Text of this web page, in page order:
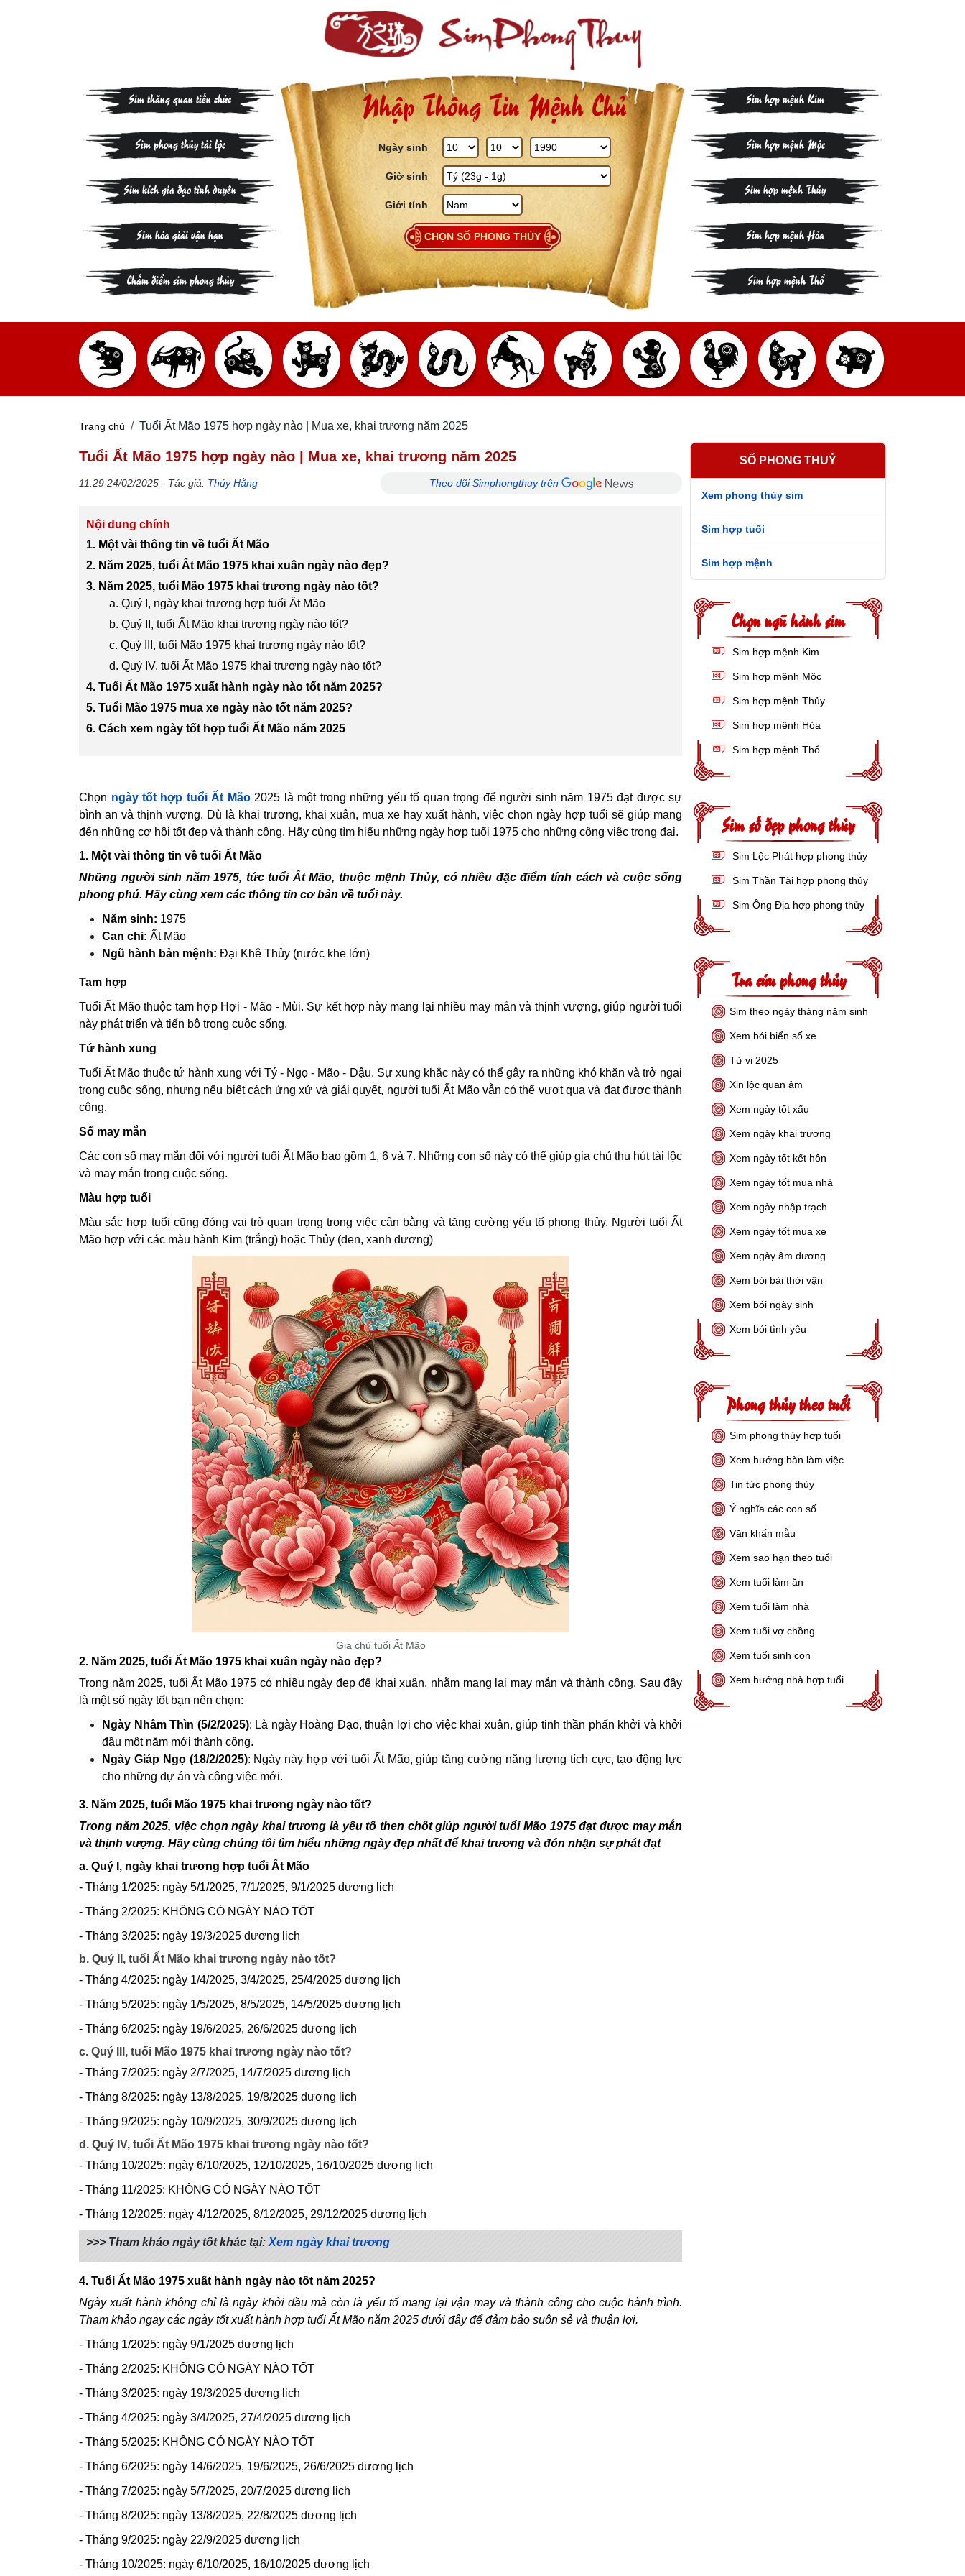
Sim thăng quan tiến chức
Sim phong thủy tài lộc
Sim kích gia đạo tình duyên
Sim hóa giải vận hạn
Chấm điểm sim phong thủy
Nhập Thông Tin Mệnh Chủ
Ngày sinh
Giờ sinh
Giới tính
CHỌN SỐ PHONG THỦY
Sim hợp mệnh Kim
Sim hợp mệnh Mộc
Sim hợp mệnh Thủy
Sim hợp mệnh Hỏa
Sim hợp mệnh Thổ
Trang chủ Tuổi Ất Mão 1975 hợp ngày nào | Mua xe, khai trương năm 2025
Tuổi Ất Mão 1975 hợp ngày nào | Mua xe, khai trương năm 2025
11:29 24/02/2025 - Tác giả: Thúy Hằng Theo dõi Simphongthuy trên
Nội dung chính
1. Một vài thông tin về tuổi Ất Mão
2. Năm 2025, tuổi Ất Mão 1975 khai xuân ngày nào đẹp?
3. Năm 2025, tuổi Mão 1975 khai trương ngày nào tốt?
a. Quý I, ngày khai trương hợp tuổi Ất Mão
b. Quý II, tuổi Ất Mão khai trương ngày nào tốt?
c. Quý III, tuổi Mão 1975 khai trương ngày nào tốt?
d. Quý IV, tuổi Ất Mão 1975 khai trương ngày nào tốt?
4. Tuổi Ất Mão 1975 xuất hành ngày nào tốt năm 2025?
5. Tuổi Mão 1975 mua xe ngày nào tốt năm 2025?
6. Cách xem ngày tốt hợp tuổi Ất Mão năm 2025
Chọn ngày tốt hợp tuổi Ất Mão2025 là một trong những yếu tố quan trọng để người sinh năm 1975 đạt được sự
bình an và thịnh vượng. Dù là khai trương, khai xuân, mua xe hay xuất hành, việc chọn ngày hợp tuổi sẽ giúp mang
đến những cơ hội tốt đẹp và thành công. Hãy cùng tìm hiểu những ngày hợp tuổi 1975 cho những công việc trọng đại.
1. Một vài thông tin về tuổi Ất Mão
Những người sinh năm 1975, tức tuổi Ất Mão, thuộc mệnh Thủy, có nhiều đặc điểm tính cách và cuộc sống
phong phú. Hãy cùng xem các thông tin cơ bản về tuổi này.
Năm sinh: 1975
Can chi: Ất Mão
Ngũ hành bản mệnh: Đại Khê Thủy (nước khe lớn)
Tam hợp
Tuổi Ất Mão thuộc tam hợp Hợi - Mão - Mùi. Sự kết hợp này mang lại nhiều may mắn và thịnh vượng, giúp người tuổi
này phát triển và tiến bộ trong cuộc sống.
Tứ hành xung
Tuổi Ất Mão thuộc tứ hành xung với Tý - Ngọ - Mão - Dậu. Sự xung khắc này có thể gây ra những khó khăn và trở ngại
trong cuộc sống, nhưng nếu biết cách ứng xử và giải quyết, người tuổi Ất Mão vẫn có thể vượt qua và đạt được thành
công.
Số may mắn
Các con số may mắn đối với người tuổi Ất Mão bao gồm 1, 6 và 7. Những con số này có thể giúp gia chủ thu hút tài lộc
và may mắn trong cuộc sống.
Màu hợp tuổi
Màu sắc hợp tuổi cũng đóng vai trò quan trọng trong việc cân bằng và tăng cường yếu tố phong thủy. Người tuổi Ất
Mão hợp với các màu hành Kim (trắng) hoặc Thủy (đen, xanh dương)
Gia chủ tuổi Ất Mão
2. Năm 2025, tuổi Ất Mão 1975 khai xuân ngày nào đẹp?
Trong năm 2025, tuổi Ất Mão 1975 có nhiều ngày đẹp để khai xuân, nhằm mang lại may mắn và thành công. Sau đây
là một số ngày tốt bạn nên chọn:
Ngày Nhâm Thìn (5/2/2025): Là ngày Hoàng Đạo, thuận lợi cho việc khai xuân, giúp tinh thần phấn khởi và khởi
đầu một năm mới thành công.
Ngày Giáp Ngọ (18/2/2025): Ngày này hợp với tuổi Ất Mão, giúp tăng cường năng lượng tích cực, tạo động lực
cho những dự án và công việc mới.
3. Năm 2025, tuổi Mão 1975 khai trương ngày nào tốt?
Trong năm 2025, việc chọn ngày khai trương là yếu tố then chốt giúp người tuổi Mão 1975 đạt được may mắn
và thịnh vượng. Hãy cùng chúng tôi tìm hiểu những ngày đẹp nhất để khai trương và đón nhận sự phát đạt
a. Quý I, ngày khai trương hợp tuổi Ất Mão
- Tháng 1/2025: ngày 5/1/2025, 7/1/2025, 9/1/2025 dương lịch
- Tháng 2/2025: KHÔNG CÓ NGÀY NÀO TỐT
- Tháng 3/2025: ngày 19/3/2025 dương lịch
b. Quý II, tuổi Ất Mão khai trương ngày nào tốt?
- Tháng 4/2025: ngày 1/4/2025, 3/4/2025, 25/4/2025 dương lịch
- Tháng 5/2025: ngày 1/5/2025, 8/5/2025, 14/5/2025 dương lịch
- Tháng 6/2025: ngày 19/6/2025, 26/6/2025 dương lịch
c. Quý III, tuổi Mão 1975 khai trương ngày nào tốt?
- Tháng 7/2025: ngày 2/7/2025, 14/7/2025 dương lịch
- Tháng 8/2025: ngày 13/8/2025, 19/8/2025 dương lịch
- Tháng 9/2025: ngày 10/9/2025, 30/9/2025 dương lịch
d. Quý IV, tuổi Ất Mão 1975 khai trương ngày nào tốt?
- Tháng 10/2025: ngày 6/10/2025, 12/10/2025, 16/10/2025 dương lịch
- Tháng 11/2025: KHÔNG CÓ NGÀY NÀO TỐT
- Tháng 12/2025: ngày 4/12/2025, 8/12/2025, 29/12/2025 dương lịch
>>> Tham khảo ngày tốt khác tại: Xem ngày khai trương
4. Tuổi Ất Mão 1975 xuất hành ngày nào tốt năm 2025?
Ngày xuất hành không chỉ là ngày khởi đầu mà còn là yếu tố mang lại vận may và thành công cho cuộc hành trình.
Tham khảo ngay các ngày tốt xuất hành hợp tuổi Ất Mão năm 2025 dưới đây để đảm bảo suôn sẻ và thuận lợi.
- Tháng 1/2025: ngày 9/1/2025 dương lịch
- Tháng 2/2025: KHÔNG CÓ NGÀY NÀO TỐT
- Tháng 3/2025: ngày 19/3/2025 dương lịch
- Tháng 4/2025: ngày 3/4/2025, 27/4/2025 dương lịch
- Tháng 5/2025: KHÔNG CÓ NGÀY NÀO TỐT
- Tháng 6/2025: ngày 14/6/2025, 19/6/2025, 26/6/2025 dương lịch
- Tháng 7/2025: ngày 5/7/2025, 20/7/2025 dương lịch
- Tháng 8/2025: ngày 13/8/2025, 22/8/2025 dương lịch
- Tháng 9/2025: ngày 22/9/2025 dương lịch
- Tháng 10/2025: ngày 6/10/2025, 16/10/2025 dương lịch
SỐ PHONG THUỶ
Xem phong thủy sim
Sim hợp tuổi
Sim hợp mệnh
Chọn ngũ hành sim
Sim hợp mệnh Kim
Sim hợp mệnh Mộc
Sim hợp mệnh Thủy
Sim hợp mệnh Hỏa
Sim hợp mệnh Thổ
Sim số đẹp phong thủy
Sim Lộc Phát hợp phong thủy
Sim Thần Tài hợp phong thủy
Sim Ông Địa hợp phong thủy
Tra cứu phong thủy
Sim theo ngày tháng năm sinh
Xem bói biển số xe
Tử vi 2025
Xin lộc quan âm
Xem ngày tốt xấu
Xem ngày khai trương
Xem ngày tốt kết hôn
Xem ngày tốt mua nhà
Xem ngày nhập trạch
Xem ngày tốt mua xe
Xem ngày âm dương
Xem bói bài thời vận
Xem bói ngày sinh
Xem bói tình yêu
Phong thủy theo tuổi
Sim phong thủy hợp tuổi
Xem hướng bàn làm việc
Tin tức phong thủy
Ý nghĩa các con số
Văn khấn mẫu
Xem sao hạn theo tuổi
Xem tuổi làm ăn
Xem tuổi làm nhà
Xem tuổi vợ chồng
Xem tuổi sinh con
Xem hướng nhà hợp tuổi